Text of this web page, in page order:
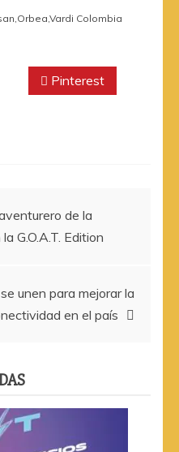
,Orbea,Vardi Colombia
Pinterest
de la
G.O.A.T. Edition
unen para mejorar la
en el país